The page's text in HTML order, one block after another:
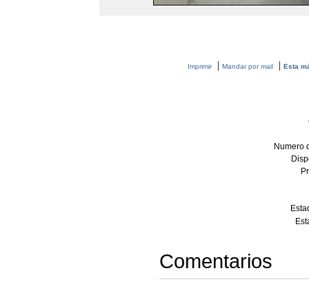
Imprimir| Mandar por mail| Esta
Numero
Comentarios